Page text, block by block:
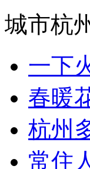
城市杭
一下
春暖
杭州
常住